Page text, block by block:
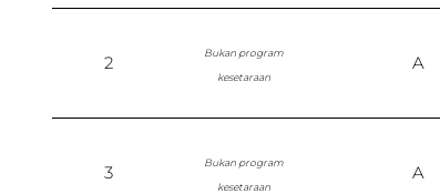
2
Bukan program
kesetaraan
A
3
Bukan program
kesetaraan
A